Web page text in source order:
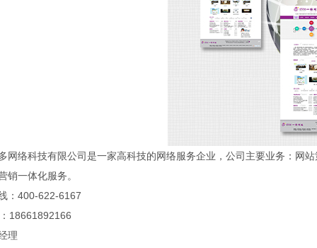
络科技有限公司是一家高科技的网络服务企业，公司主要业务：网站
销一体化服务。
400-622-6167
理